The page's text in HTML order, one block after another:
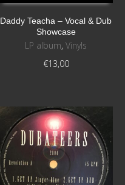
Daddy Teacha – Vocal & Dub
Showcase
LP album,Vinyls
€13,00